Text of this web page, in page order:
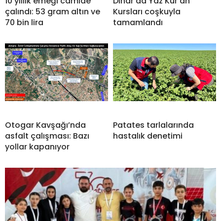
çalındı: 53 gram altın ve
70 bin lira
Kursları coşkuyla
tamamlandı
Otogar Kavşağı’nda
asfalt çalışması: Bazı
yollar kapanıyor
Patates tarlalarında
hastalık denetimi